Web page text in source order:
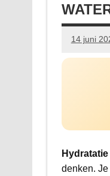
14 juni
denken.